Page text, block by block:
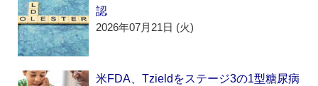
認
2026年07月21日 (火)
米FDA、Tzieldをステージ3の1型糖尿病